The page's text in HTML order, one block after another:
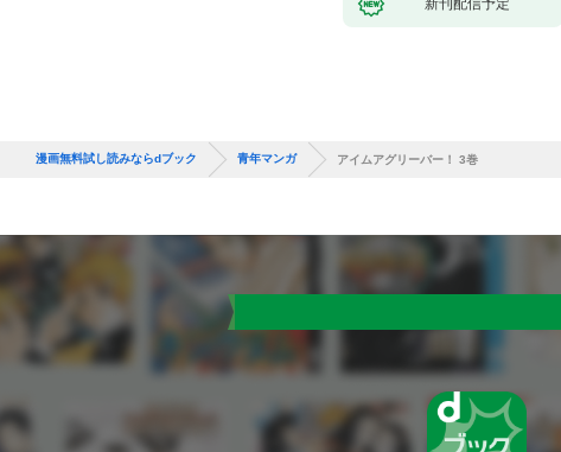
漫画無料試し読みならdブック 青年マンガ アイムアグリーバー！ 3巻